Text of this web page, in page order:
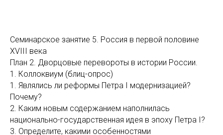
Семинарское занятие 5. Россия в первой половине
XVIII века
План 2. Дворцовые перевороты в истории России.
1. Коллоквиум (блиц-опрос)
1. Являлись ли реформы Петра I модернизацией?
Почему?
2. Каким новым содержанием наполнилась
национально-государственная идея в эпоху Петра I?
3. Определите, какими особенностями